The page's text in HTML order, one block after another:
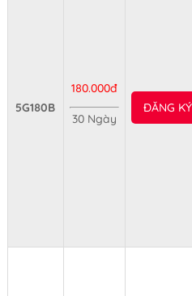
5G180B
180.000đ
30 Ngày
ĐĂNG KÝ